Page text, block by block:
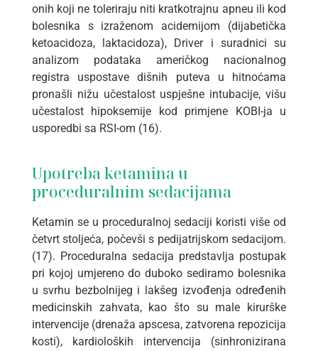
onih koji ne toleriraju niti kratkotrajnu apneu ili kod
bolesnika s izraženom acidemijom (dijabetička
ketoacidoza, laktacidoza), Driver i suradnici su
analizom podataka američkog nacionalnog
registra uspostave dišnih puteva u hitnoćama
pronašli nižu učestalost uspješne intubacije, višu
učestalost hipoksemije kod primjene KOBI-ja u
usporedbi sa RSI-om (16).
Upotreba ketamina u
proceduralnim sedacijama
Ketamin se u proceduralnoj sedaciji koristi više od
četvrt stoljeća, počevši s pedijatrijskom sedacijom.
(17). Proceduralna sedacija predstavlja postupak
pri kojoj umjereno do duboko sediramo bolesnika
u svrhu bezbolnijeg i lakšeg izvođenja određenih
medicinskih zahvata, kao što su male kirurške
intervencije (drenaža apscesa, zatvorena repozicija
kosti), kardioloških intervencija (sinhronizirana